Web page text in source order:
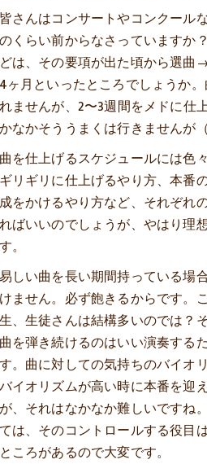
皆さんはコンサートやコンクール
のくらい前からなさっていますか
どは、その要項が出た頃から選曲
4ヶ月といったところでしょうか
れませんが、2〜3週間をメドに仕
かなかそううまくは行きませんが（
曲を仕上げるスケジュールには色
ギリギリに仕上げるやり方、本番
成をかけるやり方など、それぞれ
ればいいのでしょうが、やはり理
す。
易しい曲を長い期間持っている場
けません。必ず飽きるからです。
生、生徒さんは結構多いのでは？
曲を弾き続けるのはいい演奏する
す。曲に対しての気持ちのバイオ
バイオリズムが高い時に本番を迎
が、それはなかなか難しいですね
ては、そのコントロールする役目
ところがあるので大変です。